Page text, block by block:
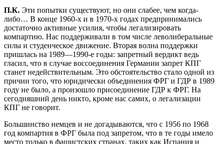
П.К. Эти попытки существуют, но они слабее, чем когда-
либо… В конце 1960-х и в 1970-х годах предпринимались
достаточно активные усилия, чтобы легализировать
компартию. Нас поддерживали в том числе леволиберальные
силы и студенческое движение. Вторая волна поддержки
пришлась на 1989—1990-е годы: запретный вердикт ведь
гласил, что в случае воссоединения Германии запрет КПГ
станет недействительным. Это обстоятельство стало одной из
причин того, что юридически объединения ФРГ и ГДР в 1989
году не было, а произошло присоединение ГДР к ФРГ. На
сегодняшний день никто, кроме нас самих, о легализации
КПГ не говорит.
Большинство немцев и не догадываются, что с 1956 по 1968
год компартия в ФРГ была под запретом, что в те годы имело
место только в фашистских странах, таких как Испания и